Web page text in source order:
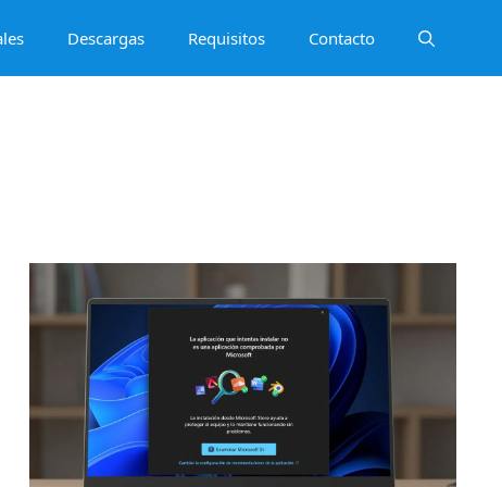
Descargas Requisitos Contacto